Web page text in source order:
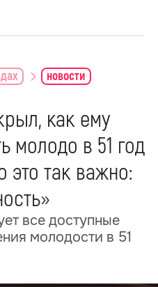
новости
как ему
молодо в 51 год
это так важно:
все доступные
молодости в 51